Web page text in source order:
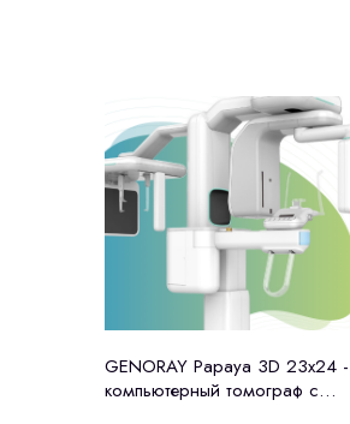
GENORAY Papaya 3D 23x24 -
компьютерный томограф с